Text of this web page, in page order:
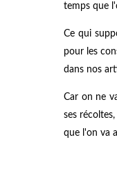
temps que
Ce qui
pour les
dans nos
Car on ne
ses
que l'on va